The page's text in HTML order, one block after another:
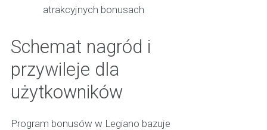
atrakcyjnych bonusach
Schemat nagród i
przywileje dla
użytkowników
Program bonusów w Legiano bazuje